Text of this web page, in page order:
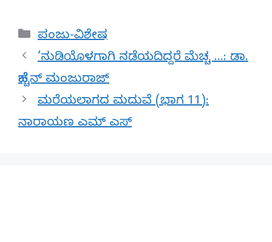
Categories
ಪಂಜು-ವಿಶೇಷ
‘ನುಡಿಯೊಳಗಾಗಿ ನಡೆಯದಿದ್ದರೆ ಮೆಚ್ಚ …: ಡಾ.
ಹೆಚ್ಚೆನ್ ಮಂಜುರಾಜ್
ಮರೆಯಲಾಗದ ಮದುವೆ (ಭಾಗ 11):
ನಾರಾಯಣ ಎಮ್ ಎಸ್